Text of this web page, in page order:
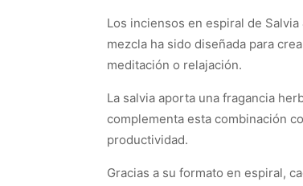
Los inciensos en espiral de
mezcla ha sido diseñada para
meditación o relajación.
La salvia aporta una fragancia
complementa esta combinación
productividad.
Gracias a su formato en espiral,